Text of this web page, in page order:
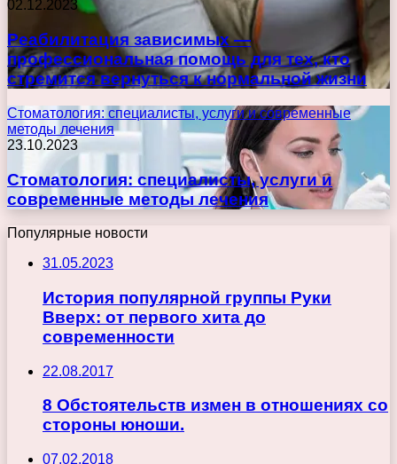
02.12.2023
Реабилитация зависимых —
профессиональная помощь для тех, кто
стремится вернуться к нормальной жизни
Стоматология: специалисты, услуги и современные
методы лечения
23.10.2023
Стоматология: специалисты, услуги и
современные методы лечения
Популярные новости
31.05.2023
История популярной группы Руки
Вверх: от первого хита до
современности
22.08.2017
8 Обстоятельств измен в отношениях со
стороны юноши.
07.02.2018